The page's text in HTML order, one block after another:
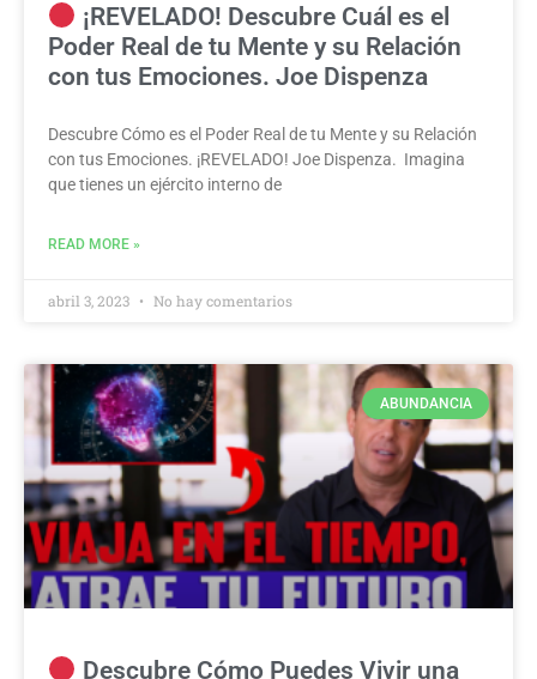
¡REVELADO! Descubre Cuál es el
Poder Real de tu Mente y su Relación
con tus Emociones. Joe Dispenza
Descubre Cómo es el Poder Real de tu Mente y su Relación
con tus Emociones. ¡REVELADO! Joe Dispenza. Imagina
que tienes un ejército interno de
READ MORE »
abril 3, 2023 No hay comentarios
ABUNDANCIA
Descubre Cómo Puedes Vivir una